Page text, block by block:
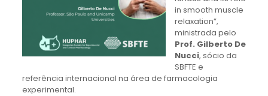
in smooth muscle
relaxation”,
ministrada pelo
Prof. Gilberto De
Nucci, sócio da
SBFTE e
referência internacional na área de farmacologia
experimental.